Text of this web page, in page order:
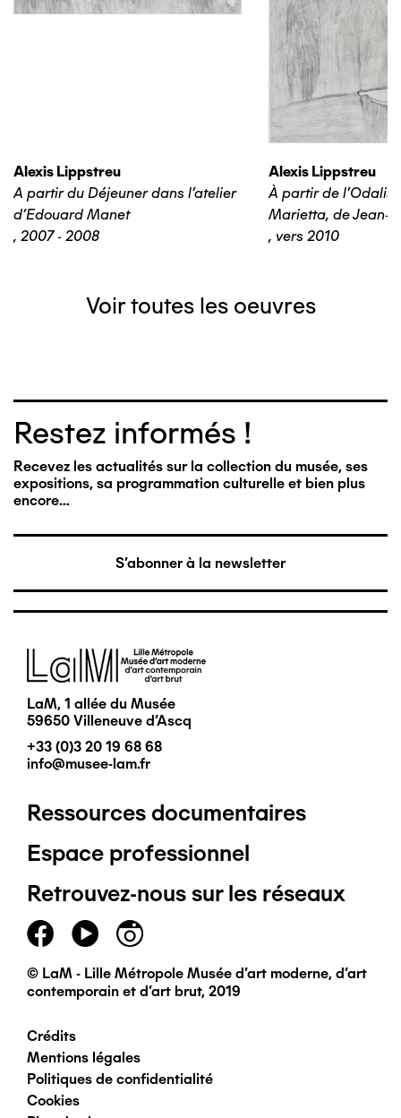
Alexis Lippstreu
A partir du Déjeuner dans l'atelier
d'Edouard Manet
, 2007 - 2008
Alexis Lippstreu
À partir de
Marietta, de Jean-
, vers 2010
Voir toutes les oeuvres
Restez informés !
Recevez les actualités sur la collection du musée, ses
expositions, sa programmation culturelle et bien plus
encore…
S'abonner à la newsletter
Image
LaM, 1 allée du Musée
59650 Villeneuve d'Ascq
+33 (0)3 20 19 68 68
info@musee-lam.fr
Pied
de
page
principal
Ressources documentaires
Espace professionnel
Retrouvez-nous sur les réseaux
© LaM - Lille Métropole Musée d'art moderne, d'art
contemporain et d'art brut, 2019
Pied
de
Crédits
Mentions légales
Politiques de confidentialité
Cookies